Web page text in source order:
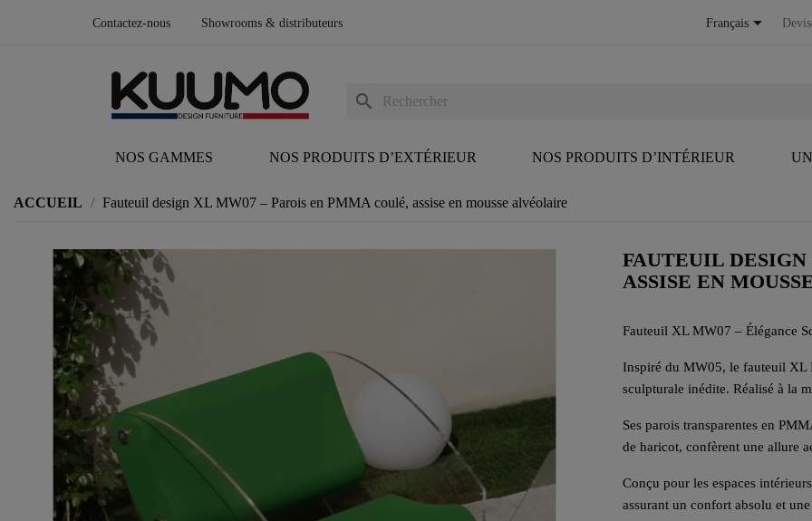
Contactez-nous Showrooms & distributeurs Français
NOS GAMMES NOS PRODUITS D’EXTÉRIEUR NOS PRODUITS D’INTÉRIEUR
search
ACCUEIL Fauteuil design XL MW07 – Parois en PMMA coulé, assise en mousse alvéolaire
FAUTEUIL
ASSISE EN
Fauteuil XL MW07 – Élégance
Inspiré du MW05, le fauteuil XL
sculpturale inédite. Réalisé à la
Ses parois transparentes en
de haricot, confèrent une allure
Conçu pour les espaces
assurant un confort absolu et